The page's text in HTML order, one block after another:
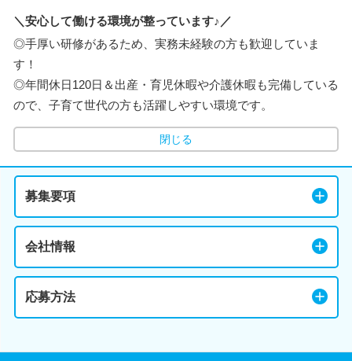
＼安心して働ける環境が整っています♪／
◎手厚い研修があるため、実務未経験の方も歓迎していま
す！
◎年間休日120日＆出産・育児休暇や介護休暇も完備している
ので、子育て世代の方も活躍しやすい環境です。
閉じる
募集要項
会社情報
応募方法